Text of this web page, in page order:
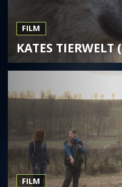
FILM
KATES TIERWELT
FILM